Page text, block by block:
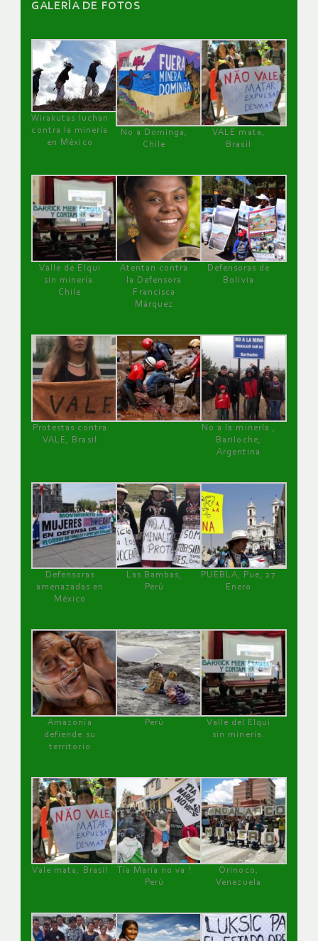
GALERÌA DE FOTOS
Wirakutas luchan
contra la minería
en México
No a Dominga,
Chile
VALE mata,
Brasil
Valle de Elqui
sin minería.
Chile
Atentan contra
la Defensora
Francisca
Márquez
Defensoras de
Bolivia
Protestas contra
VALE, Brasil
No a la minería ,
Bariloche,
Argentina
Defensoras
amenazadas en
México
Las Bambas,
Perú
PUEBLA, Pue, 27
Enero
Amazonía
defiende su
territorio
Perú
Valle del Elqui
sin minería.
Vale mata, Brasil
Tía María no va !
Perú
Orinoco,
Venezuela